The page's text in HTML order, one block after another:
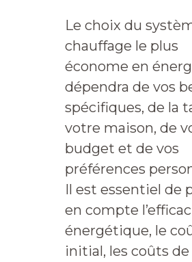
Le choix du
chauffage le plus
économe en
dépendra de vos
spécifiques, de la
votre maison, de
budget et de vos
préférences
Il est essentiel de
en compte
énergétique, le
initial, les coûts de